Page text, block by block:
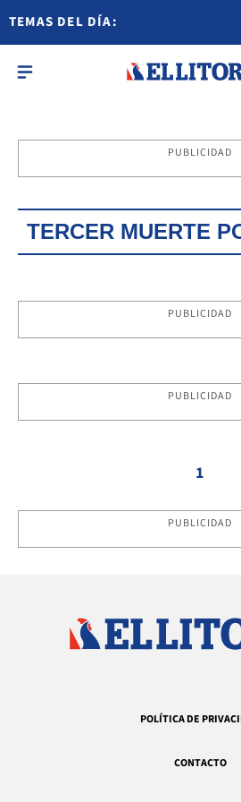
TEMAS DEL DÍA:
PUBLICIDAD
TERCER MUERTE
PUBLICIDAD
PUBLICIDAD
1
PUBLICIDAD
POLÍTICA DE
CONTACTO